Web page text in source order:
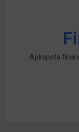
Apkopota